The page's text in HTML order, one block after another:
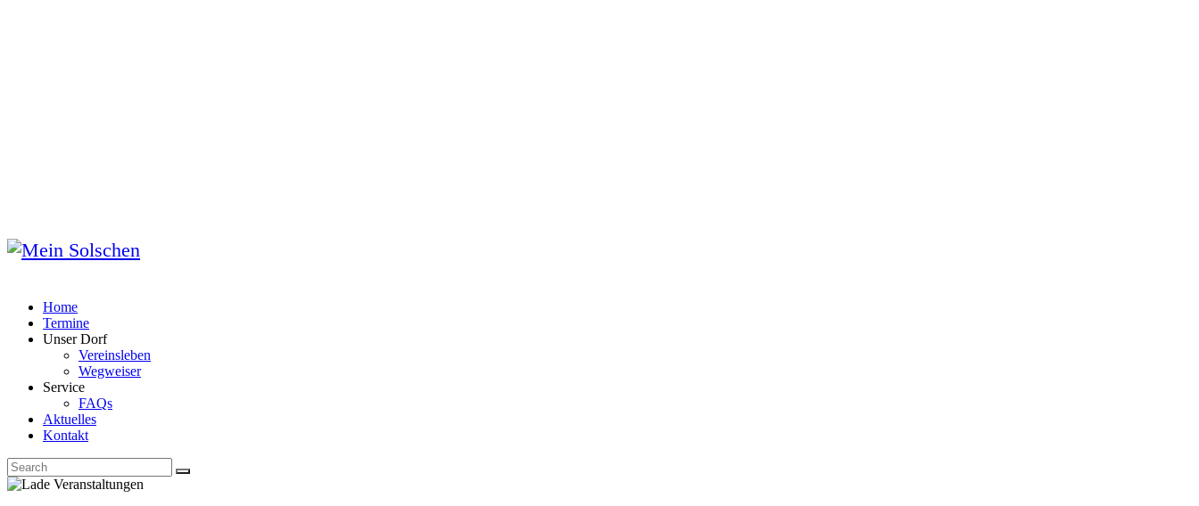
Home
Termine
Unser Dorf
Vereinsleben
Wegweiser
Service
FAQs
Aktuelles
Kontakt